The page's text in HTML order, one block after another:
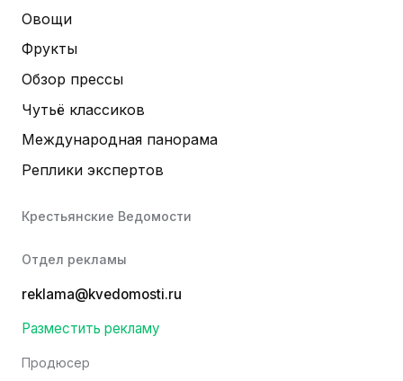
Овощи
Фрукты
Обзор прессы
Чутьё классиков
Международная панорама
Реплики экспертов
Крестьянские Ведомости
Отдел рекламы
reklama@kvedomosti.ru
Разместить рекламу
Продюсер